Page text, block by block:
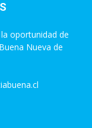
oportunidad de
Nueva de